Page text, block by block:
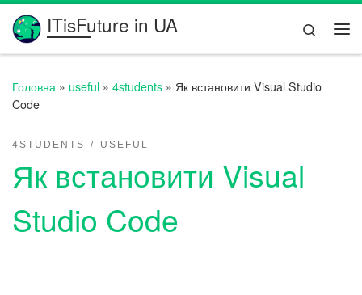
Перейти до вмісту
ITisFuture in UA
Search
Головна » useful » 4students » Як встановити Visual Studio
Code
4STUDENTS USEFUL
Як встановити Visual
Studio Code